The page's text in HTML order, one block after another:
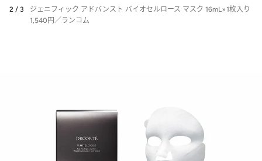
2 / 3
ジェニフィック アドバンスト バイオセルロース マスク 16mL×1枚入り
1,540円／ランコム